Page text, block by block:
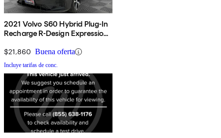
2021 Volvo S60 Hybrid Plug-In
Recharge R-Design Expression
$21,860 Buena oferta
Incluye tarifas de conc.